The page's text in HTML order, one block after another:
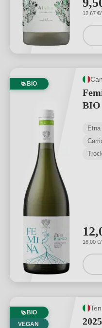
12,67
BIO
BIO
16,00
BIO
VEGAN